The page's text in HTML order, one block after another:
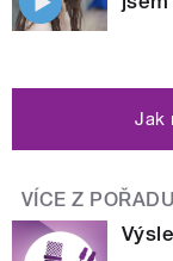
Jak
VÍCE Z POŘADU